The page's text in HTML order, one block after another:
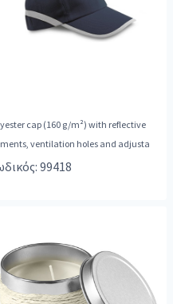
cap (160 g/m²) with reflective
ventilation holes and adjusta
99418